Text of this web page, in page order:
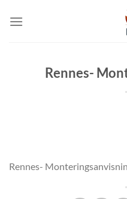
Rennes-
Rennes-